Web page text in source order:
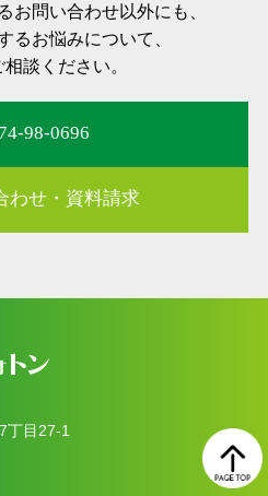
お問い合わせ以外にも、
るお悩みについて、
談ください。
98-0696
わせ・資料請求
丁目27-1